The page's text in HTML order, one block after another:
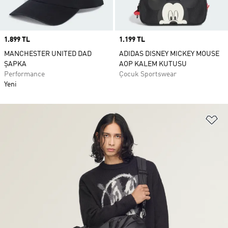
Price
1.899 TL
MANCHESTER UNITED DAD
ŞAPKA
Performance
Yeni
Price
1.199 TL
ADIDAS DISNEY MICKEY MOUSE
AOP KALEM KUTUSU
Çocuk Sportswear